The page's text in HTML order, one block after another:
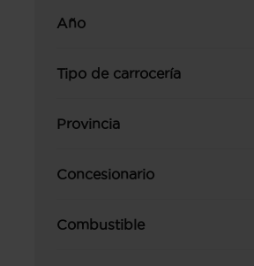
Año
Tipo de carrocería
Provincia
Concesionario
Combustible